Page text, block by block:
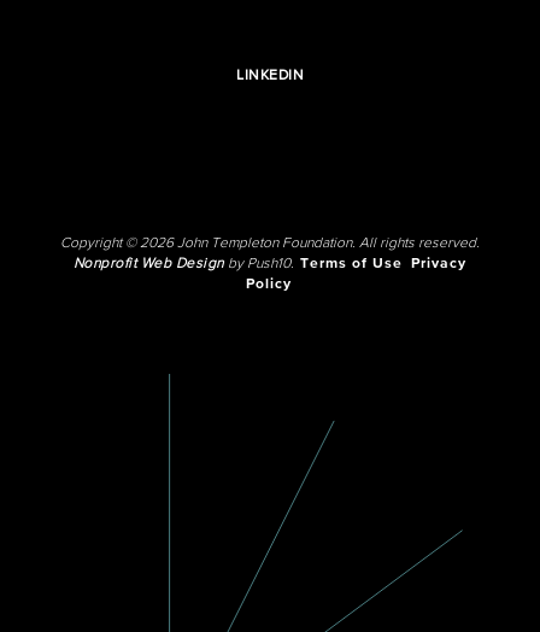
LINKEDIN
Copyright © 2026 John Templeton Foundation. All rights reserved.
Nonprofit Web Designby Push10. Terms of Use
Privacy
Policy